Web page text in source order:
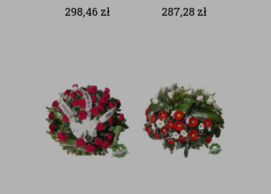
298,46 zł
KWIATÓW
287,28 zł